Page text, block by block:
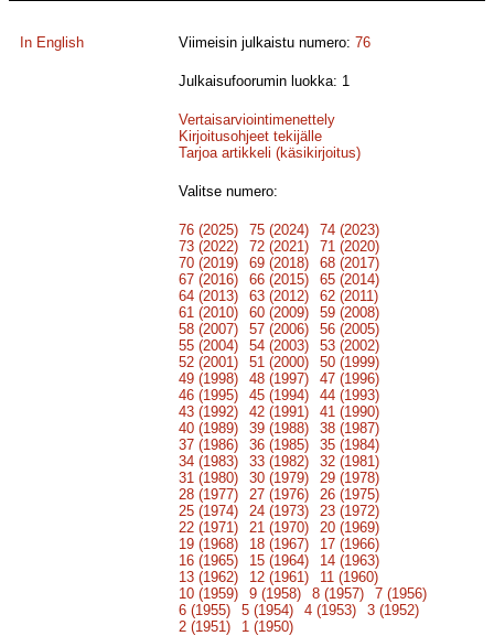
In English Viimeisin julkaistu numero:76
Julkaisufoorumin luokka: 1
Vertaisarviointimenettely
Kirjoitusohjeet tekijälle
Tarjoa artikkeli (käsikirjoitus)
Valitse numero:
76 (2025) 75 (2024)
74 (2023)
73 (2022)
72 (2021)
71 (2020)
70 (2019)
69 (2018)
68 (2017)
67 (2016)
66 (2015)
65 (2014)
64 (2013)
63 (2012)
62 (2011)
61 (2010)
60 (2009)
59 (2008)
58 (2007)
57 (2006)
56 (2005)
55 (2004)
54 (2003)
53 (2002)
52 (2001)
51 (2000)
50 (1999)
49 (1998)
48 (1997)
47 (1996)
46 (1995)
45 (1994)
44 (1993)
43 (1992)
42 (1991)
41 (1990)
40 (1989)
39 (1988)
38 (1987)
37 (1986)
36 (1985)
35 (1984)
34 (1983)
33 (1982)
32 (1981)
31 (1980)
30 (1979)
29 (1978)
28 (1977)
27 (1976)
26 (1975)
25 (1974)
24 (1973)
23 (1972)
22 (1971)
21 (1970)
20 (1969)
19 (1968)
18 (1967)
17 (1966)
16 (1965)
15 (1964)
14 (1963)
13 (1962)
12 (1961)
11 (1960)
10 (1959)
9 (1958) 8 (1957)
7 (1956)
6 (1955)
5 (1954) 4 (1953)
3 (1952)
2 (1951)
1 (1950)